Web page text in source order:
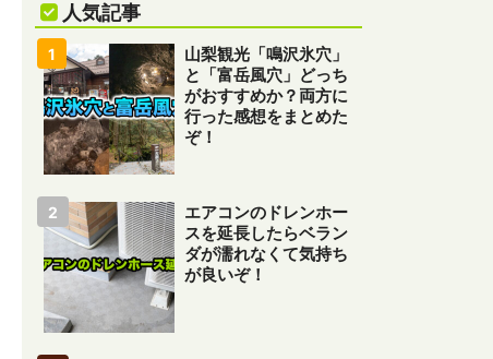
人気記事
山梨観光「鳴沢氷穴」
と「富岳風穴」どっち
がおすすめか？両方に
行った感想をまとめた
ぞ！
エアコンのドレンホー
スを延長したらベラン
ダが濡れなくて気持ち
が良いぞ！